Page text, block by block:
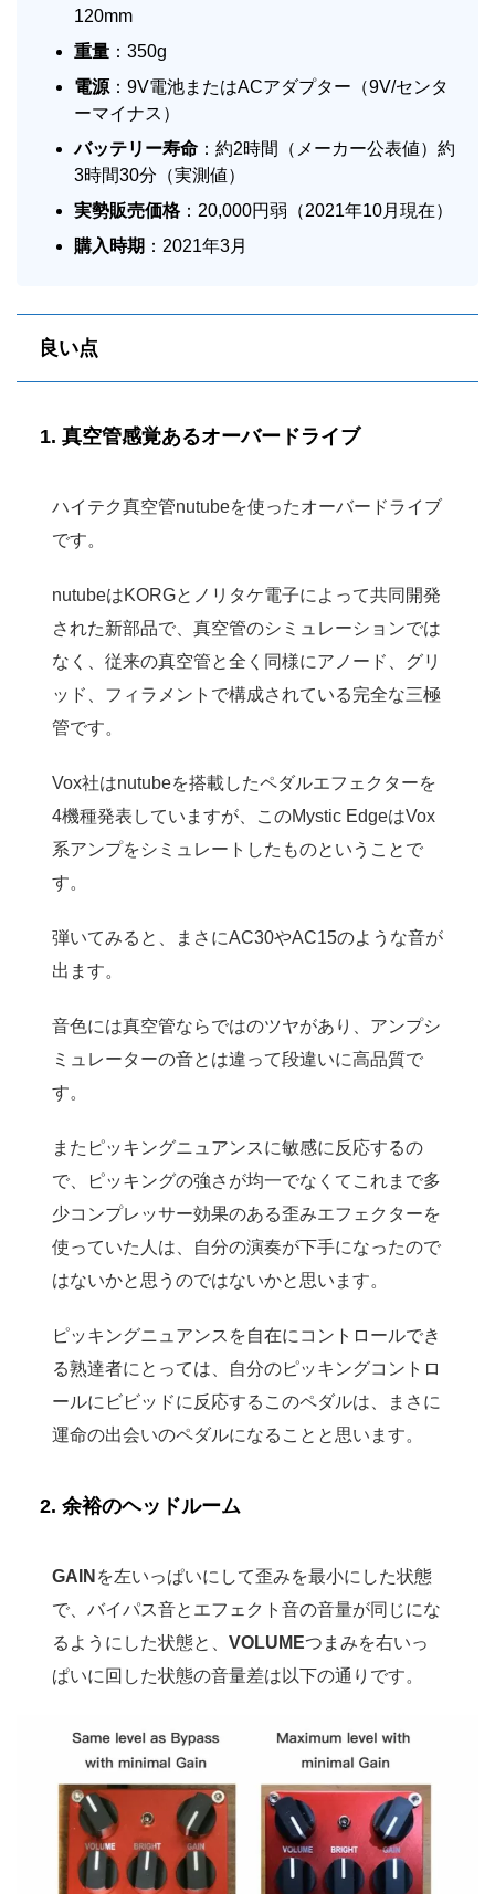
120mm
重量 ：350g
電源 ：9V電池またはACアダプター（9V/センタ
ーマイナス）
バッテリー寿命 ： 約2時間（メーカー公表値）約
3時間30分（実測値）
実勢販売価格：20,000円弱（2021年10月現在）
購入時期 ：2021年3月
良い点
1. 真空管感覚あるオーバードライブ
ハイテク真空管nutubeを使ったオーバードライブ
です。
nutubeはKORGとノリタケ電子によって共同開発
された新部品で、真空管のシミュレーションでは
なく、従来の真空管と全く同様にアノード、グリ
ッド、フィラメントで構成されている完全な三極
管です。
Vox社はnutubeを搭載したペダルエフェクターを
4機種発表していますが、このMystic EdgeはVox
系アンプをシミュレートしたものということで
す。
弾いてみると、まさにAC30やAC15のような音が
出ます。
音色には真空管ならではのツヤがあり、アンプシ
ミュレーターの音とは違って段違いに高品質で
す。
またピッキングニュアンスに敏感に反応するの
で、ピッキングの強さが均一でなくてこれまで多
少コンプレッサー効果のある歪みエフェクターを
使っていた人は、自分の演奏が下手になったので
はないかと思うのではないかと思います。
ピッキングニュアンスを自在にコントロールでき
る熟達者にとっては、自分のピッキングコントロ
ールにビビッドに反応するこのペダルは、まさに
運命の出会いのペダルになることと思います。
2. 余裕のヘッドルーム
GAIN を左いっぱいにして歪みを最小にした状態
で、バイパス音とエフェクト音の音量が同じにな
るようにした状態と、 VOLUMEつまみを右いっ
ぱいに回した状態の音量差は以下の通りです。